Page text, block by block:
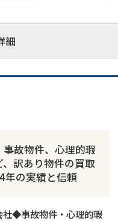
細
可能
レスポンスが早い
可
事故物件、心理的瑕
、訳あり物件の買取
年の実績と信頼
◆事故物件・心理的瑕